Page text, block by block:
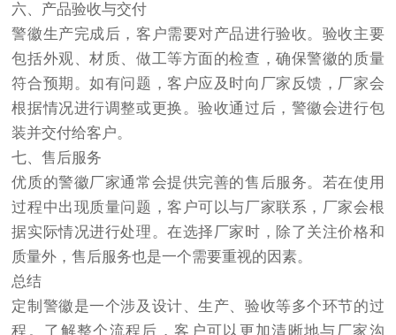
六、产品验收与交付
警徽生产完成后，客户需要对产品进行验收。验收主要
包括外观、材质、做工等方面的检查，确保警徽的质量
符合预期。如有问题，客户应及时向厂家反馈，厂家会
根据情况进行调整或更换。验收通过后，警徽会进行包
装并交付给客户。
七、售后服务
优质的警徽厂家通常会提供完善的售后服务。若在使用
过程中出现质量问题，客户可以与厂家联系，厂家会根
据实际情况进行处理。在选择厂家时，除了关注价格和
质量外，售后服务也是一个需要重视的因素。
总结
定制警徽是一个涉及设计、生产、验收等多个环节的过
程。了解整个流程后，客户可以更加清晰地与厂家沟